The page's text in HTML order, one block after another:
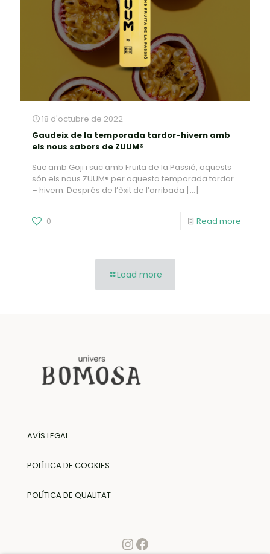
18 d'octubre de 2022
Gaudeix de la temporada tardor-hivern amb
els nous sabors de ZUUM®
Suc amb Goji i suc amb Fruita de la Passió, aquests
són els nous ZUUM® per aquesta temporada tardor
– hivern. Després de l’èxit de l’arribada […]
0 Read more
Load more
AVÍS LEGAL
POLÍTICA DE COOKIES
POLÍTICA DE QUALITAT